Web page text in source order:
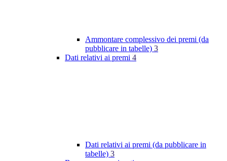
Ammontare complessivo dei premi (da
pubblicare in tabelle) 3
Dati relativi ai premi 4
Dati relativi ai premi (da pubblicare in
tabelle) 3